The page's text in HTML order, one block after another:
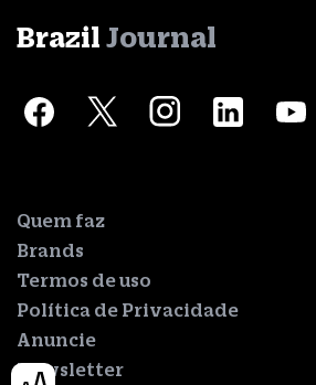
Brazil Journal
Quem faz
Brands
Termos de uso
Política de Privacidade
Anuncie
Newsletter